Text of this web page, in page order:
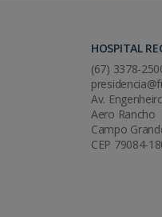
HOSPITAL
(67) 3378-
Av.
Aero Rancho
Campo
CEP 79084-